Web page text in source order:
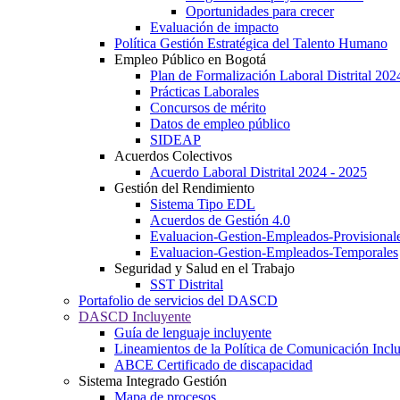
Oportunidades para crecer
Evaluación de impacto
Política Gestión Estratégica del Talento Humano
Empleo Público en Bogotá
Plan de Formalización Laboral Distrital
Prácticas Laborales
Concursos de mérito
Datos de empleo público
SIDEAP
Acuerdos Colectivos
Acuerdo Laboral Distrital 2024 - 2025
Gestión del Rendimiento
Sistema Tipo EDL
Acuerdos de Gestión 4.0
Evaluacion-Gestion-Empleados-
Evaluacion-Gestion-Empleados-Temporales
Seguridad y Salud en el Trabajo
SST Distrital
Portafolio de servicios del DASCD
DASCD Incluyente
Guía de lenguaje incluyente
Lineamientos de la Política de Comunicación
ABCE Certificado de discapacidad
Sistema Integrado Gestión
Mapa de procesos